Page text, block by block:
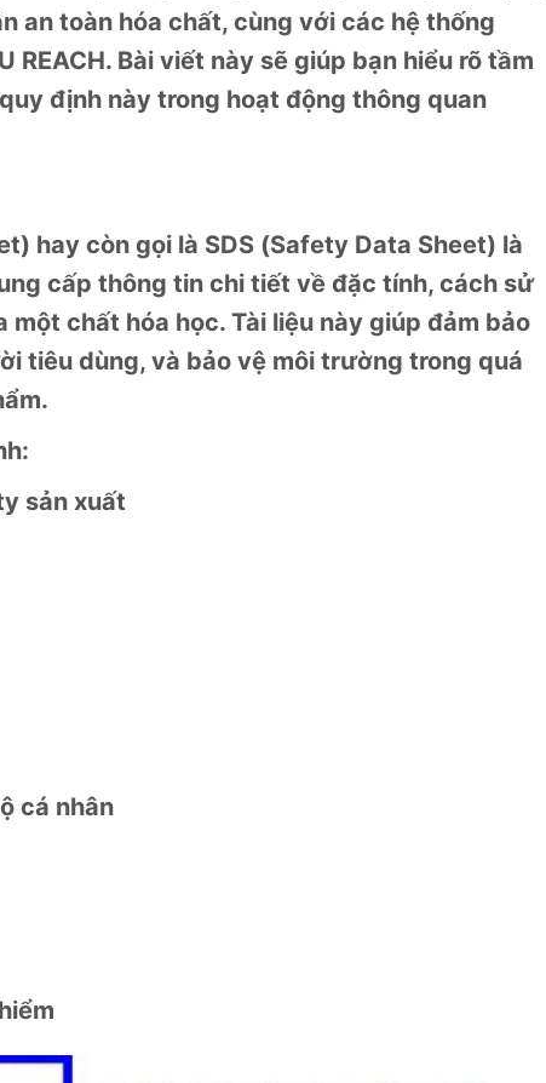
an toàn hóa chất, cùng với các hệ thống
REACH. Bài viết này sẽ giúp bạn hiểu rõ tầm
định này trong hoạt động thông quan
hay còn gọi là SDS (Safety Data Sheet) là
cấp thông tin chi tiết về đặc tính, cách sử
chất hóa học. Tài liệu này giúp đảm bảo
tiêu dùng, và bảo vệ môi trường trong quá
sản xuất
cá nhân